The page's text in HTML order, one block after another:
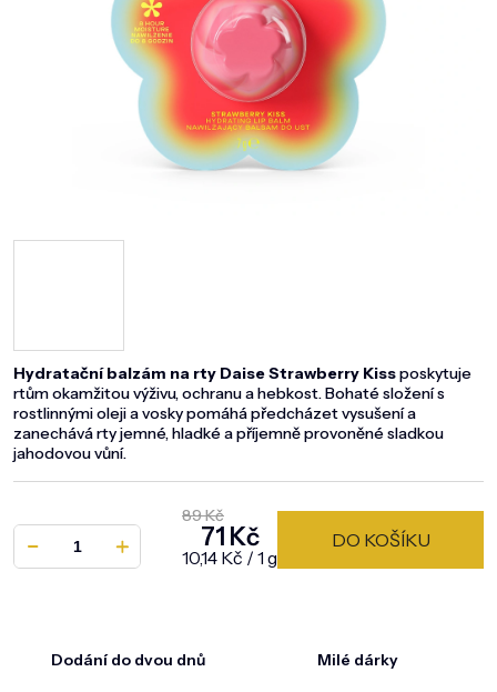
DOMÁCNOST
Hydratační balzám na rty Daise Strawberry Kissposkytuje
rtům okamžitou výživu, ochranu a hebkost. Bohaté složení s
rostlinnými oleji a vosky pomáhá předcházet vysušení a
zanechává rty jemné, hladké a příjemně provoněné sladkou
jahodovou vůní.
89 Kč
71 Kč
Měrná cena:
10,14 Kč / 1 g
DO KOŠÍKU
Dodání do dvou dnů Milé dárky